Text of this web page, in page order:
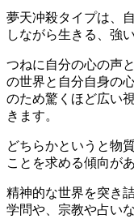
夢天冲殺タイプは、
しながら生きる、強
つねに自分の心の声
の世界と自分自身の
のため驚くほど広い
きます。
どちらかというと物
ことを求める傾向が
精神的な世界を突き
学問や、宗教や占い